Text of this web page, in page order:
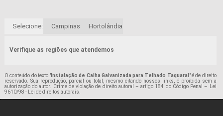
Selecione: Campinas Hortolândia
Verifique as regiões que atendemos
O conteúdo do texto " Instalação de Calha Galvanizada para Telhado Taquaral " é de direito
reservado. Sua reprodução, parcial ou total, mesmo citando nossos links, é proibida sem a
autorização do autor. Crime de violação de direito autoral – artigo 184 do Código Penal –
Lei
9610/98 - Lei de direitos autorais.